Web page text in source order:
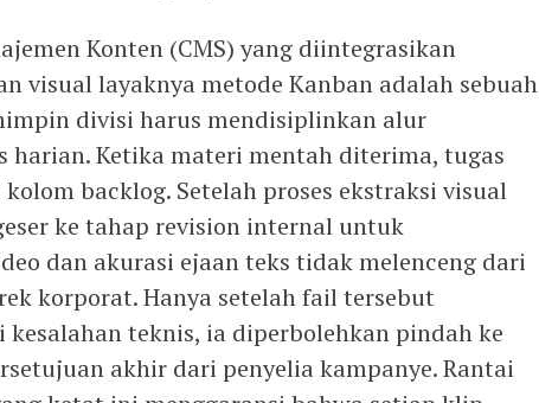
Konten (CMS) yang diintegrasikan
visual layaknya metode Kanban adalah sebuah
divisi harus mendisiplinkan alur
harian. Ketika materi mentah diterima, tugas
backlog. Setelah proses ekstraksi visual
ke tahap revision internal untuk
dan akurasi ejaan teks tidak melenceng dari
korporat. Hanya setelah fail tersebut
teknis, ia diperbolehkan pindah ke
akhir dari penyelia kampanye. Rantai